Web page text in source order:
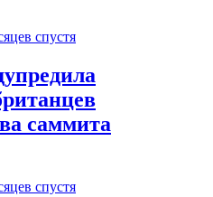
спустя
саммита
спустя